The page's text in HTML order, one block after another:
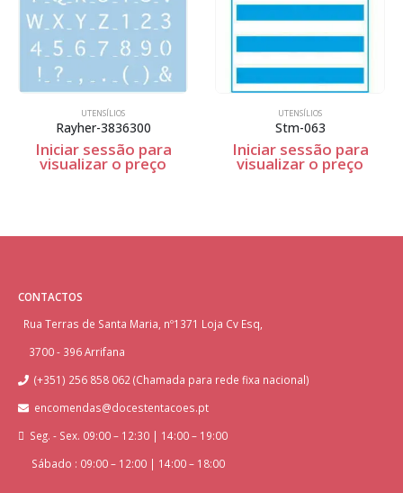
UTENSÍLIOS
Rayher-3836300
Iniciar sessão para
visualizar o preço
UTENSÍLIOS
Stm-063
Iniciar sessão para
visualizar o preço
CONTACTOS
Rua Terras de Santa Maria, nº1371 Loja Cv Esq,
3700 - 396 Arrifana
(+351) 256 858 062 (Chamada para rede fixa nacional)
encomendas@docestentacoes.pt
Seg. - Sex. 09:00 – 12:30 | 14:00 – 19:00
Sábado : 09:00 – 12:00 | 14:00 – 18:00